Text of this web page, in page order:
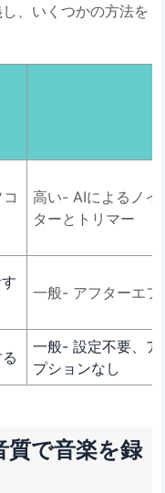
、いくつかの方法を
高い- AIによるノイ
ターとトリマー
一般- アフターエフ
一般- 設定不要、
プションなし
質で音楽を録